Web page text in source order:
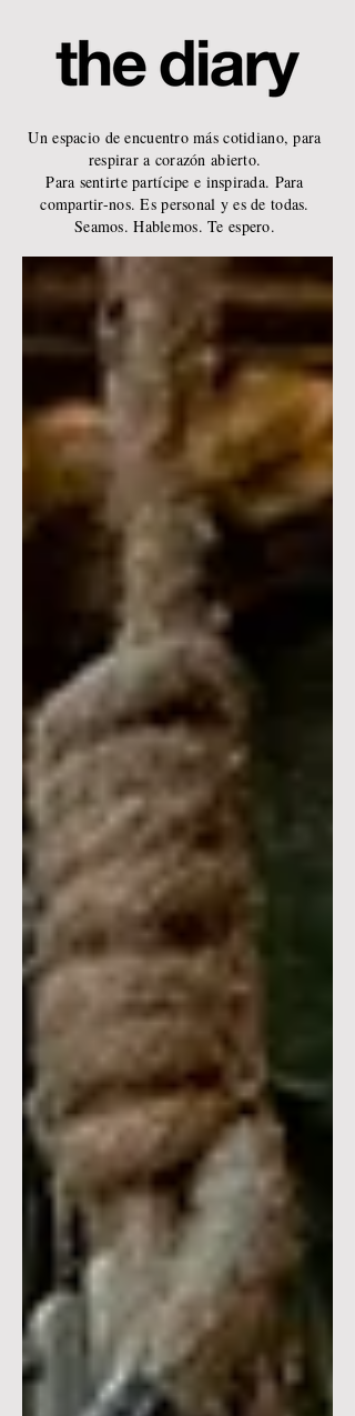
Un espacio de encuentro más cotidiano, para
respirar a corazón abierto.
Para sentirte partícipe e inspirada. Para
compartir-nos. Es personal y es de todas.
Seamos. Hablemos. Te espero.